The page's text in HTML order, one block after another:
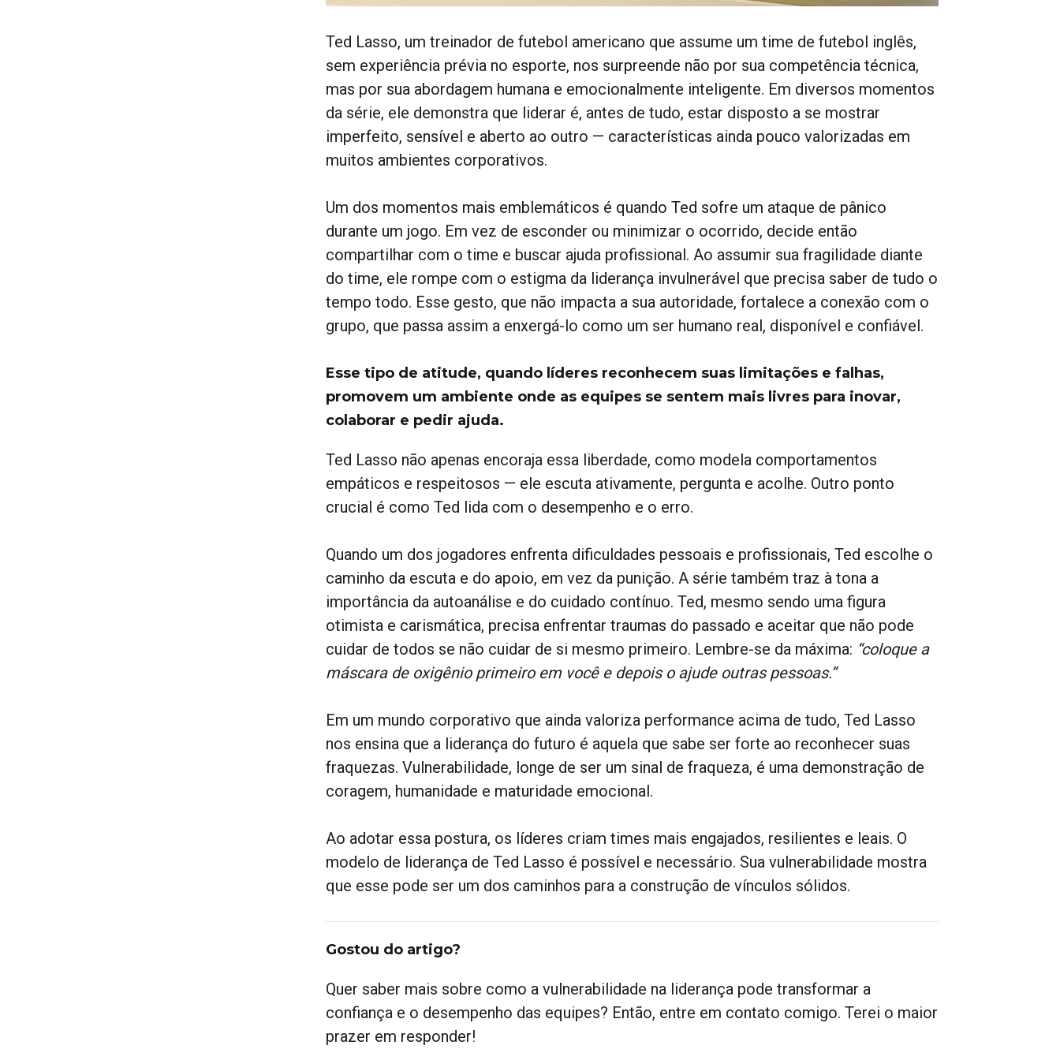
Ted Lasso, um treinador de futebol americano que assume um time de futebol inglês,
sem experiência prévia no esporte, nos surpreende não por sua competência técnica,
mas por sua abordagem humana e emocionalmente inteligente. Em diversos momentos
da série, ele demonstra que liderar é, antes de tudo, estar disposto a se mostrar
imperfeito, sensível e aberto ao outro — características ainda pouco valorizadas em
muitos ambientes corporativos.
Um dos momentos mais emblemáticos é quando Ted sofre um ataque de pânico
durante um jogo. Em vez de esconder ou minimizar o ocorrido, decide então
compartilhar com o time e buscar ajuda profissional. Ao assumir sua fragilidade diante
do time, ele rompe com o estigma da liderança invulnerável que precisa saber de tudo o
tempo todo. Esse gesto, que não impacta a sua autoridade, fortalece a conexão com o
grupo, que passa assim a enxergá-lo como um ser humano real, disponível e confiável.
Esse tipo de atitude, quando líderes reconhecem suas limitações e falhas,
promovem um ambiente onde as equipes se sentem mais livres para inovar,
colaborar e pedir ajuda.
Ted Lasso não apenas encoraja essa liberdade, como modela comportamentos
empáticos e respeitosos — ele escuta ativamente, pergunta e acolhe. Outro ponto
crucial é como Ted lida com o desempenho e o erro.
Quando um dos jogadores enfrenta dificuldades pessoais e profissionais, Ted escolhe o
caminho da escuta e do apoio, em vez da punição. A série também traz à tona a
importância da autoanálise e do cuidado contínuo. Ted, mesmo sendo uma figura
otimista e carismática, precisa enfrentar traumas do passado e aceitar que não pode
cuidar de todos se não cuidar de si mesmo primeiro. Lembre-se da máxima: “coloque a
máscara de oxigênio primeiro em você e depois o ajude outras pessoas.”
Em um mundo corporativo que ainda valoriza performance acima de tudo, Ted Lasso
nos ensina que a liderança do futuro é aquela que sabe ser forte ao reconhecer suas
fraquezas. Vulnerabilidade, longe de ser um sinal de fraqueza, é uma demonstração de
coragem, humanidade e maturidade emocional.
Ao adotar essa postura, os líderes criam times mais engajados, resilientes e leais. O
modelo de liderança de Ted Lasso é possível e necessário. Sua vulnerabilidade mostra
que esse pode ser um dos caminhos para a construção de vínculos sólidos.
Gostou do artigo?
Quer saber mais sobre como a vulnerabilidade na liderança pode transformar a
confiança e o desempenho das equipes? Então, entre em contato comigo. Terei o maior
prazer em responder!